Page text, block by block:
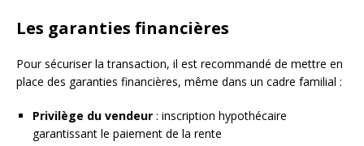
Les garanties financières
Pour sécuriser la transaction, il est recommandé de mettre en
place des garanties financières, même dans un cadre familial :
Privilège du vendeur : inscription hypothécaire
garantissant le paiement de la rente